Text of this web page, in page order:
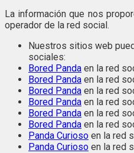
La información que nos
operador de la red social.
Nuestros sitios web
sociales:
Bored Panda en la red
Bored Panda en la red
Bored Panda en la red
Bored Panda en la red
Bored Panda en la red
Bored Panda en la red
Panda Curioso en la red
Panda Curioso en la red